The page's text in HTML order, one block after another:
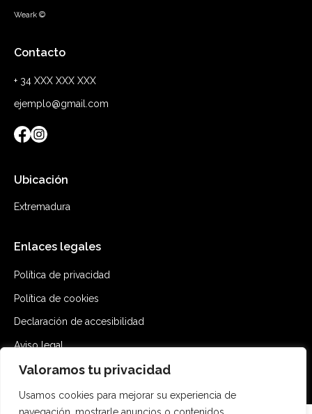
Valoramos tu privacidad
Usamos cookies para mejorar su experiencia de
Weark ©
Contacto
+ 34 XXX XXX XXX
ejemplo@gmail.com
Ubicación
Extremadura
Enlaces legales
Política de privacidad
Política de cookies
Declaración de accesibilidad
Aviso legal
Mapa del sitio